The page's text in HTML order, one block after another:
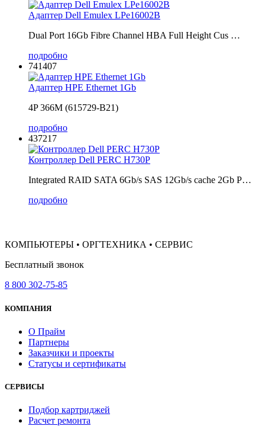
Адаптер Dell Emulex LPe16002B
Dual Port 16Gb Fibre Channel HBA Full Height Cus …
подробно
741407
Адаптер HPE Ethernet 1Gb
4P 366M (615729-B21)
подробно
437217
Контроллер Dell PERC H730P
Integrated RAID SATA 6Gb/s SAS 12Gb/s cache 2Gb P…
подробно
КОМПЬЮТЕРЫ • ОРГТЕХНИКА • СЕРВИС
Бесплатный звонок
8 800 302-75-85
КОМПАНИЯ
О Прайм
Партнеры
Заказчики и проекты
Статусы и сертификаты
СЕРВИСЫ
Подбор картриджей
Расчет ремонта